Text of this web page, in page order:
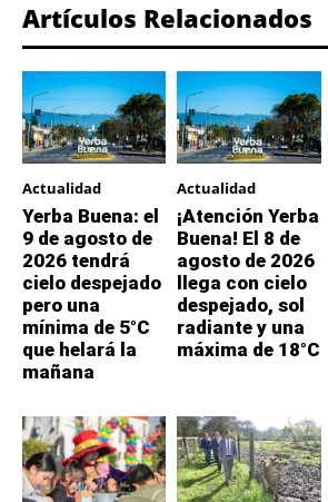
Artículos Relacionados
Actualidad
Yerba Buena: el
9 de agosto de
2026 tendrá
cielo despejado
pero una
mínima de 5°C
que helará la
mañana
Actualidad
¡Atención Yerba
Buena! El 8 de
agosto de 2026
llega con cielo
despejado, sol
radiante y una
máxima de 18°C